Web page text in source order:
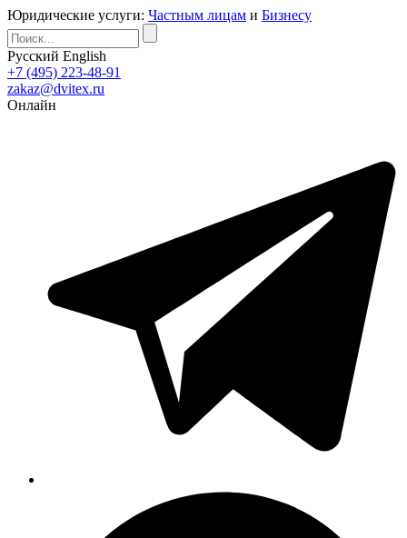
Юридические услуги: Частным лицам и Бизнесу
Русский English
+7 (495) 223-48-91
zakaz@dvitex.ru
Онлайн